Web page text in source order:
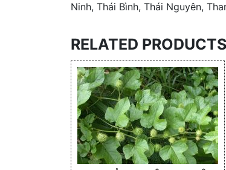
Ninh, Thái Bình, Thái Nguyên,
RELATED PRODUCTS